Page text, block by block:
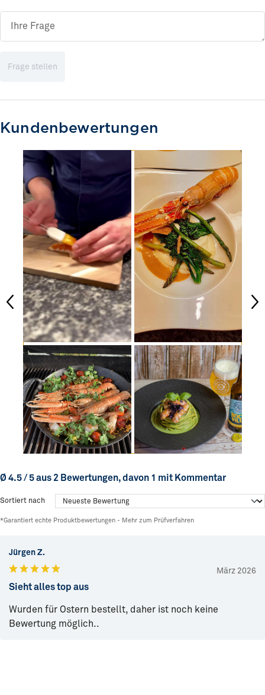
Frage stellen
Kundenbewertungen
Ø 4.5 / 5 aus 2 Bewertungen, davon 1 mit Kommentar
Sortiert nach
*Garantiert echte Produktbewertungen - Mehr zum Prüfverfahren
Jürgen Z.
März 2026
Sieht alles top aus
Wurden für Ostern bestellt, daher ist noch keine
Bewertung möglich..